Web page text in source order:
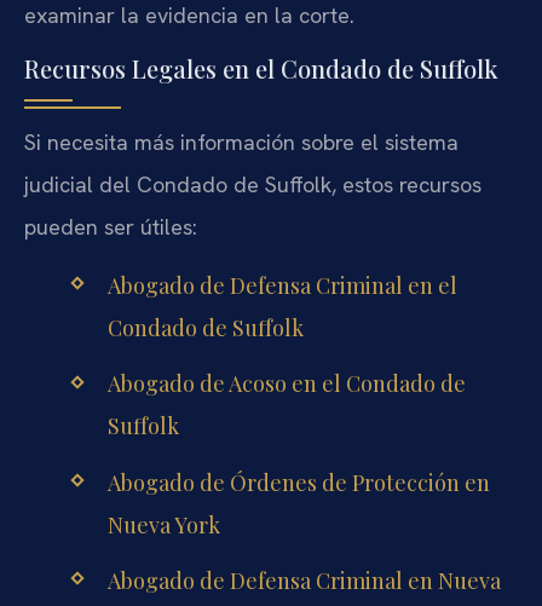
examinar la evidencia en la corte.
Recursos Legales en el Condado de Suffolk
Si necesita más información sobre el sistema
judicial del Condado de Suffolk, estos recursos
pueden ser útiles:
Abogado de Defensa Criminal en el
Condado de Suffolk
Abogado de Acoso en el Condado de
Suffolk
Abogado de Órdenes de Protección en
Nueva York
Abogado de Defensa Criminal en Nueva